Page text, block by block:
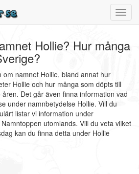
Hollie? Hur många
om namnet Hollie, bland annat hur
Hollie och hur många som döpts till
Det går även finna information vad
under namnbetydelse Hollie. Vill du
listar vi information under
utomlands. Vill du veta vilket
kan du finna detta under Hollie